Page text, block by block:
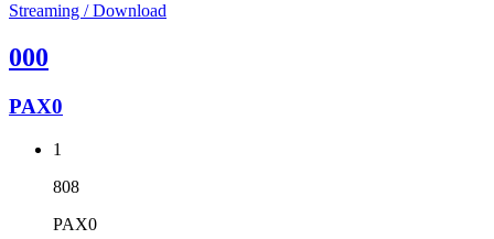
Streaming / Download
000
PAX0
1
808
PAX0